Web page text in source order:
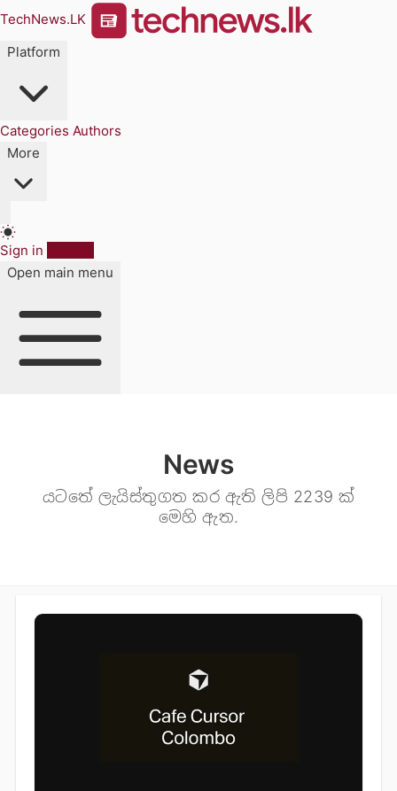
TechNews.LK
Platform
Categories Authors
More
Sign in
Open main menu
News
යටතේ ලැයිස්තුගත කර ඇති ලිපි 2239 ක්
මෙහි ඇත.